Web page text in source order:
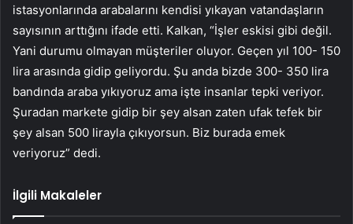
istasyonlarında arabalarını kendisi yıkayan vatandaşların
sayısının arttığını ifade etti. Kalkan, “İşler eskisi gibi değil.
Yani durumu olmayan müşteriler oluyor. Geçen yıl 100- 150
lira arasında gidip geliyordu. Şu anda bizde 300- 350 lira
bandında araba yıkıyoruz ama işte insanlar tepki veriyor.
Şuradan markete gidip bir şey alsan zaten ufak tefek bir
şey alsan 500 lirayla çıkıyorsun. Biz burada emek
veriyoruz” dedi.
İlgili Makaleler